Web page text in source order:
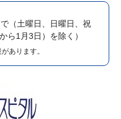
（土曜日、日曜日、祝
ら1月3日）を除く）
あります。